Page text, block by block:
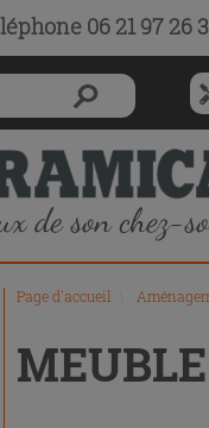
06 21 97 26
de
du
du
site
Page d'accueil
Liste
des
produits